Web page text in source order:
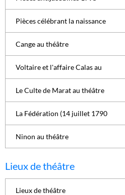
Pièces célébrant la naissance
Cange au théâtre
Voltaire et l'affaire Calas au
Le Culte de Marat au théâtre
La Fédération (14 juillet 1790
Ninon au théâtre
Lieux de théâtre
Lieux de théâtre